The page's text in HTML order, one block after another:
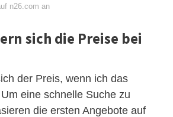
n26.com an
sich die Preise bei
der Preis, wenn ich das
eine schnelle Suche zu
die ersten Angebote auf